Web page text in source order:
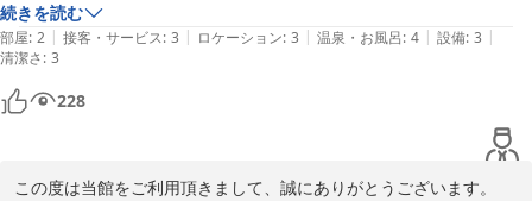
続きを読む
部屋: 2 | 接客・サービス: 3 | ロケーション: 3 | 温泉・お風呂: 4 | 設備: 3 |
清潔さ: 3
228
この度は当館をご利用頂きまして、誠にありがとうございます。